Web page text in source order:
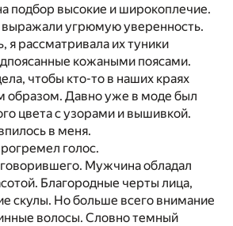
подбор высокие и широкоплечие.
угрюмую уверенность.
я рассматривала их туники
кожаными поясами.
чтобы кто-то в наших краях
образом. Давно уже в моде был
цвета с узорами и вышивкой.
в меня.
голос.
говорившего. Мужчина обладал
Благородные черты лица,
скулы. Но больше всего внимание
волосы. Словно темный